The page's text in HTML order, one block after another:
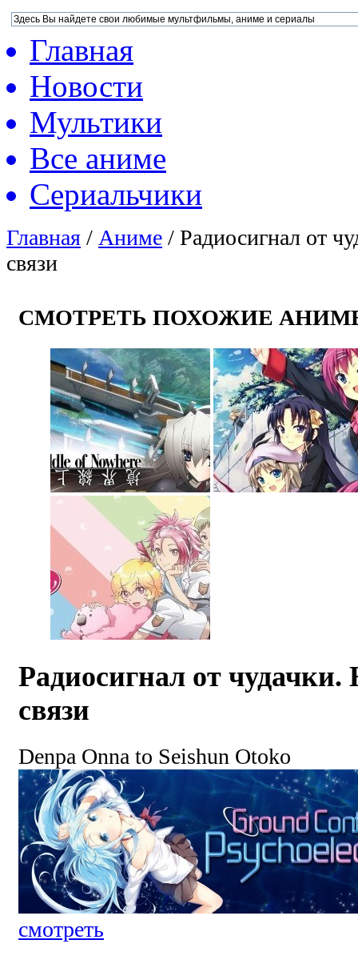
Главная
Новости
Мультики
Все аниме
Сериальчики
Главная / Аниме / Радиосигнал от
связи
СМОТРЕТЬ ПОХОЖИЕ
Радиосигнал от
связи
Denpa Onna to Seishun Otoko
смотреть